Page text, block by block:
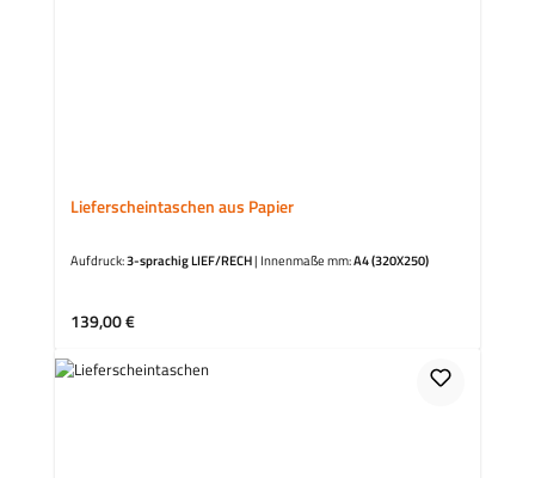
Lieferscheintaschen aus Papier
Aufdruck:3-sprachig LIEF/RECH| Innenmaße mm:A4 (320X250)
Regulärer Preis:
139,00 €